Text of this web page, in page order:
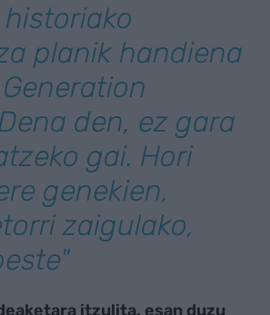
historiako
planik handiena
den, ez gara
gai. Hori
genekien,
zaigulako,
itzulita, esan duzu